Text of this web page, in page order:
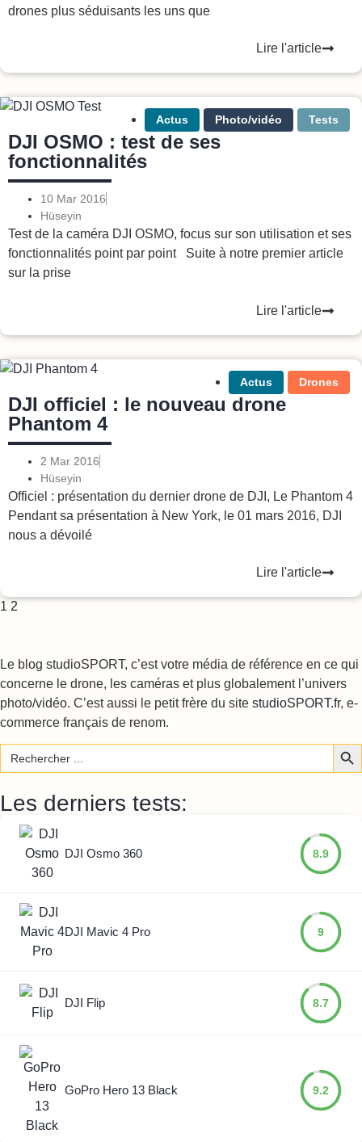
drones plus séduisants les uns que
Lire l'article
Actus Photo/vidéo Tests
DJI OSMO : test de ses
fonctionnalités
10 Mar 2016
Hüseyin
Test de la caméra DJI OSMO, focus sur son utilisation et ses
fonctionnalités point par point Suite à notre premier article
sur la prise
Lire l'article
Actus Drones
DJI officiel : le nouveau drone
Phantom 4
2 Mar 2016
Hüseyin
Officiel : présentation du dernier drone de DJI, Le Phantom 4
Pendant sa présentation à New York, le 01 mars 2016, DJI
nous a dévoilé
Lire l'article
1 2
Le blog studioSPORT, c’est votre média de référence en ce qui
concerne le drone, les caméras et plus globalement l’univers
photo/vidéo. C’est aussi le petit frère du site studioSPORT.fr, e-
commerce français de renom.
Search
for:
Les derniers tests:
DJI Osmo 360 8.9
DJI Mavic 4 Pro 9
DJI Flip 8.7
GoPro Hero 13 Black 9.2